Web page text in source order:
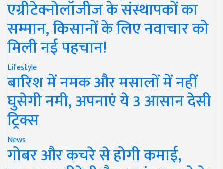
एग्रीटेक्नोलॉजीज के संस्थापकों का
सम्मान, किसानों के लिए नवाचार को
मिली नई पहचान!
Lifestyle
बारिश में नमक और मसालों में नहीं
घुसेगी नमी, अपनाएं ये 3 आसान देसी
ट्रिक्स
News
गोबर और कचरे से होगी कमाई,